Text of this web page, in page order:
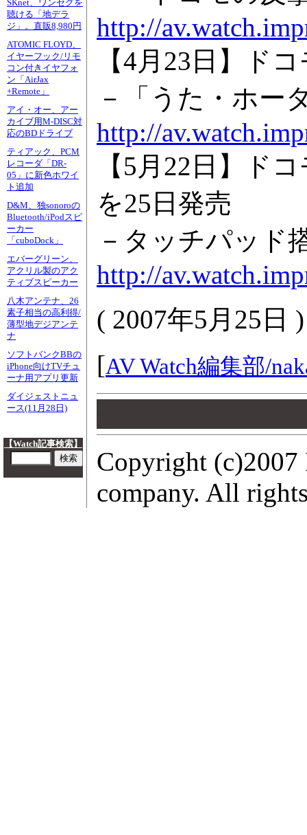
SKnet、ワンセグを
聴ける「地デラ
ジ」。直販8,980円
ATOMIC FLOYD、
イヤーフック/リモ
コン付きイヤフォ
ン「AirJax
+Remote」
アイ・オー、アー
カイブ用M-DISC対
応のBDドライブ
ティアック、PCM
レコーダ「DR-
05」に新色ホワイ
ト追加
D&M、独sonoroの
Bluetooth/iPodスピ
ーカー
「cuboDock」
エバーグリーン、
アクリル製のアク
ティブスピーカー
八木アンテナ、26
素子相当の高利得/
薄型地デジアンテ
ナ
ソフトバンクBBの
iPhone向けTVチュ
ーナ用アプリ更新
ダイジェストニュ
ース(11月28日)
【Watch記事検索】
http://
【4月23日】ド
－「うた・ホー
http://
【5月22日】ド
を25日発売
－タッチパッド
http://
( 2007年5月25日 )
[AV Watch編集部/
Copyright (c)2007
company. All